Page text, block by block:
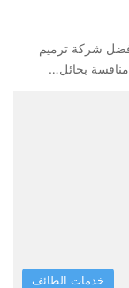
شركة ترميم
بحائل…
خدمات الطائف